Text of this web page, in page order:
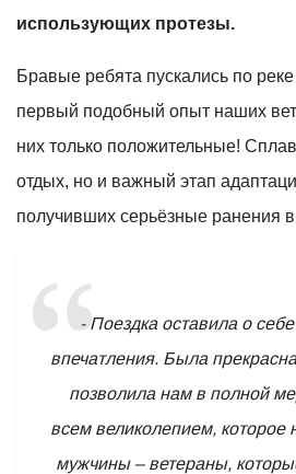
использующих протезы.
Бравые ребята пускались по
первый подобный опыт наших
них только положительные!
отдых, но и важный этап
получивших серьёзные ранения
- Поездка оставила о
впечатления. Была
позволила нам в полной
всем великолепием, которое
мужчины – ветераны,